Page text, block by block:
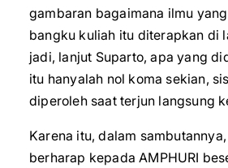
gambaran bagaimana ilmu
bangku kuliah itu diterapkan di
jadi, lanjut Suparto, apa yang
itu hanyalah nol koma sekian,
diperoleh saat terjun langsung
Karena itu, dalam
berharap kepada AMPHURI